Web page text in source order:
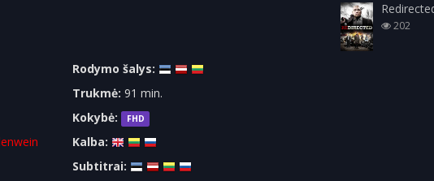
Rodymo šalys:
Trukmė: 91 min.
Kokybė:
FHD
Kalba:
Subtitrai:
202